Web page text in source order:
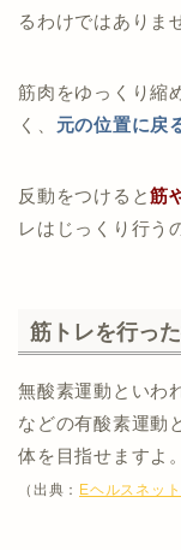
るわけではありま
筋肉をゆっくり縮
く、 元の位置に戻
反動をつけると筋
レはじっくり行う
筋トレを行っ
無酸素運動といわ
などの有酸素運動
体を目指せますよ。
（出典： Eヘルスネット